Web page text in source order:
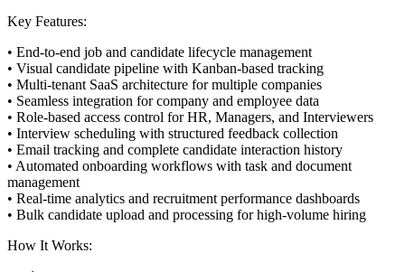
Key Features:
• End-to-end job and candidate lifecycle management
• Visual candidate pipeline with Kanban-based tracking
• Multi-tenant SaaS architecture for multiple companies
• Seamless integration for company and employee data
• Role-based access control for HR, Managers, and Interviewers
• Interview scheduling with structured feedback collection
• Email tracking and complete candidate interaction history
• Automated onboarding workflows with task and document
management
• Real-time analytics and recruitment performance dashboards
• Bulk candidate upload and processing for high-volume hiring
How It Works: